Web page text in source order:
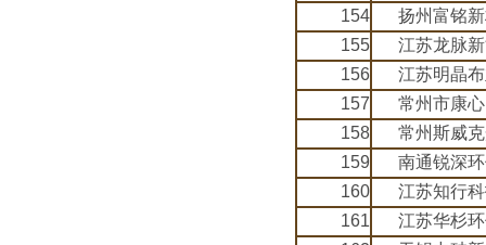
154
扬州富铭
155
江苏龙脉
156
江苏明晶
157
常州市康
158
常州斯威
159
南通锐深
160
江苏知行
161
江苏华杉